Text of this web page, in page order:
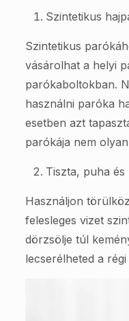
Szintetikus
Szintetikus
vásárolhat a helyi
parókaboltokban.
használni paróka
esetben azt
parókája nem
Tiszta, puha
Használjon
felesleges vizet
dörzsölje túl
lecserélheted a